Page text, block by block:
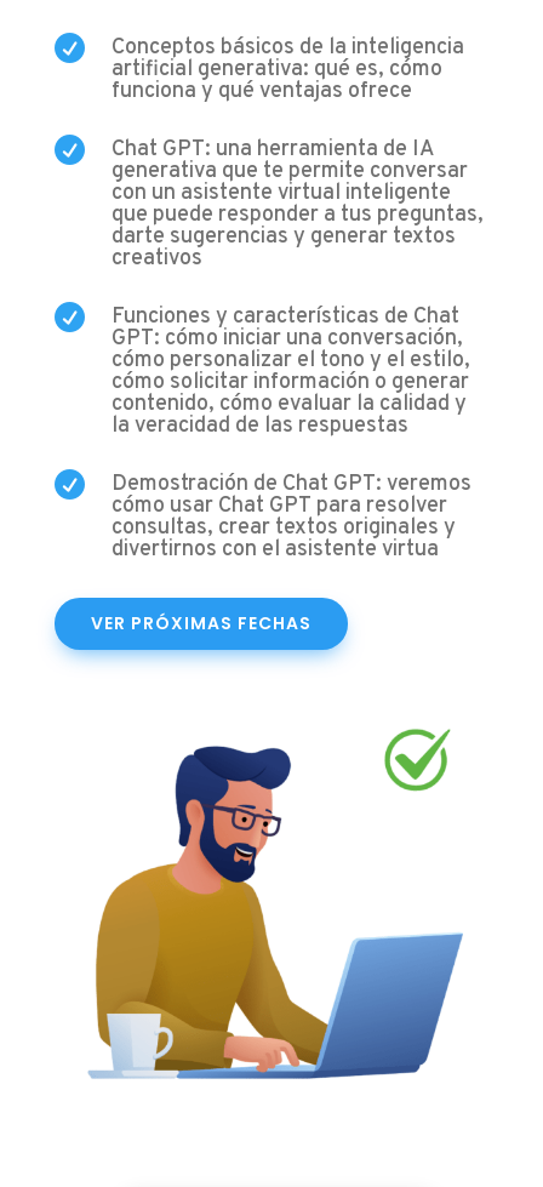
 Conceptos básicos de la inteligencia
artificial generativa: qué es, cómo
funciona y qué ventajas ofrece
 Chat GPT: una herramienta de IA
generativa que te permite conversar
con un asistente virtual inteligente
que puede responder a tus preguntas,
darte sugerencias y generar textos
creativos
 Funciones y características de Chat
GPT: cómo iniciar una conversación,
cómo personalizar el tono y el estilo,
cómo solicitar información o generar
contenido, cómo evaluar la calidad y
la veracidad de las respuestas
 Demostración de Chat GPT: veremos
cómo usar Chat GPT para resolver
consultas, crear textos originales y
divertirnos con el asistente virtua
VER PRÓXIMAS FECHAS